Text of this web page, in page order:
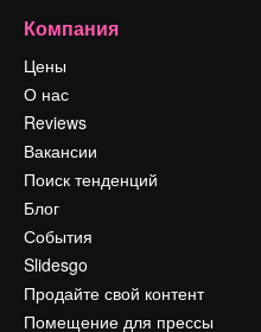
Компания
Цены
О нас
Reviews
Вакансии
Поиск тенденций
Блог
События
Slidesgo
Продайте свой контент
Помещение для прессы